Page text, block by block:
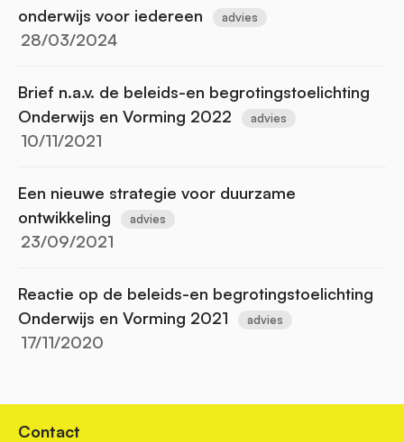
onderwijs voor iedereen
advies
28/03/2024
Brief n.a.v. de beleids-en begrotingstoelichting
Onderwijs en Vorming 2022
advies
10/11/2021
Een nieuwe strategie voor duurzame
ontwikkeling
advies
23/09/2021
Reactie op de beleids-en begrotingstoelichting
Onderwijs en Vorming 2021
advies
17/11/2020
Contact